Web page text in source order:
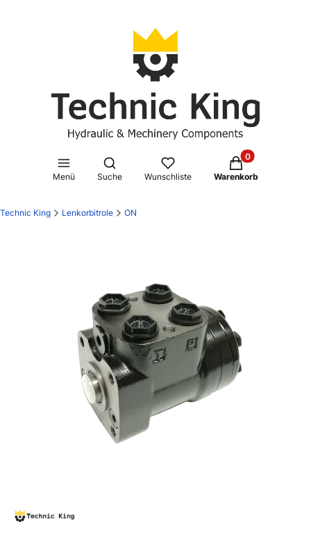
Menü
Suchmaschine öffnen
Suche Wunschliste
Produkte im
Warenkorb
Technic King Lenkorbitrole ON